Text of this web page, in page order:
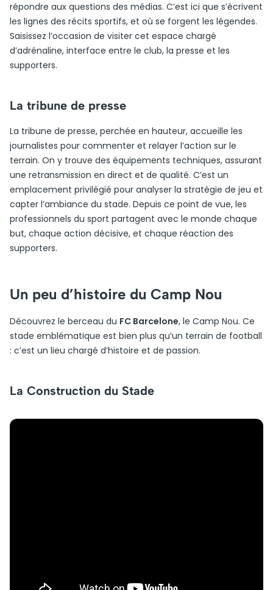
répondre aux questions des médias. C’est ici que s’écrivent
les lignes des récits sportifs, et où se forgent les légendes.
Saisissez l’occasion de visiter cet espace chargé
d’adrénaline, interface entre le club, la presse et les
supporters.
La tribune de presse
La tribune de presse, perchée en hauteur, accueille les
journalistes pour commenter et relayer l’action sur le
terrain. On y trouve des équipements techniques, assurant
une retransmission en direct et de qualité. C’est un
emplacement privilégié pour analyser la stratégie de jeu et
capter l’ambiance du stade. Depuis ce point de vue, les
professionnels du sport partagent avec le monde chaque
but, chaque action décisive, et chaque réaction des
supporters.
Un peu d’histoire du Camp Nou
Découvrez le berceau du FC Barcelone, le Camp Nou. Ce
stade emblématique est bien plus qu’un terrain de football
: c’est un lieu chargé d’histoire et de passion.
La Construction du Stade